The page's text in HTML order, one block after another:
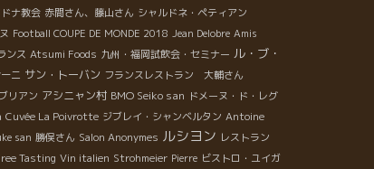
ナ教会 赤間さん、藤山さん シャルドネ・ペティアン
Football COUPE DE MONDE 2018 Jean Delobre Amis
ンス Atsumi Foods 九州・福岡試飲会・セミナー ル・ブ・
ニ サン・トーバン フランスレストラン 大輔さん
リアン アシニャン村 BMO Seiko san ドメーヌ・ド・レグ
Cuvée La Poivrotte ジブレイ・シャンベルタン Antoine
san 勝俣さん Salon Anonymes ルシヨン レストラン
Tasting Vin italien Strohmeier Pierre ビストロ・ユイガ